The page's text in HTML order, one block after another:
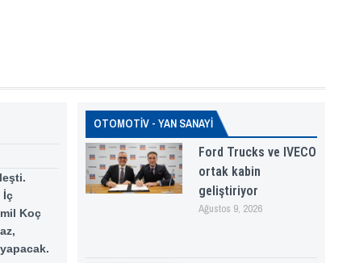
İç
Koç
OTOMOTİV - YAN SANAYİ
Ford Trucks ve IVECO
ortak kabin
geliştiriyor
Ağustos 9, 2026